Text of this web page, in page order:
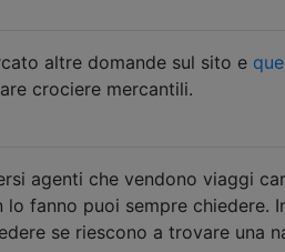
altre domande sul sito e
crociere mercantili.
agenti che vendono viaggi
lo fanno puoi sempre
se riescono a trovare una